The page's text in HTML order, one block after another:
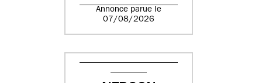
Annonce parue le
07/08/2026